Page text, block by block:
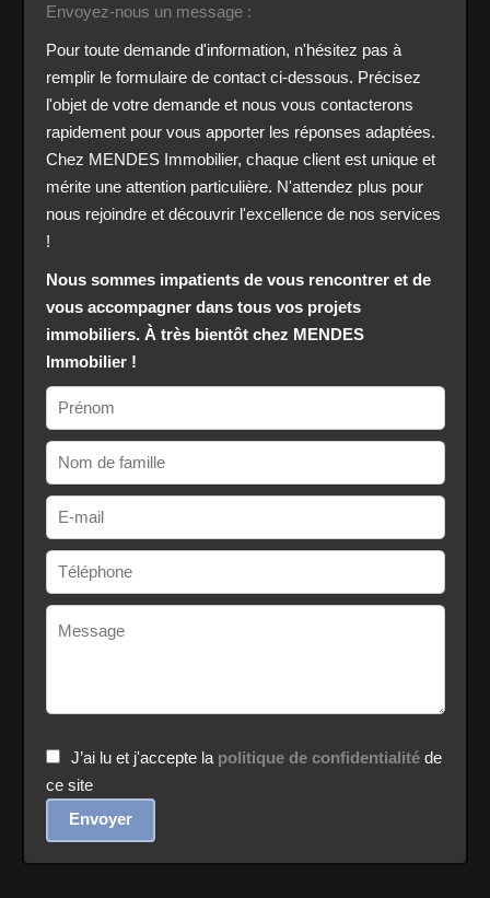
Envoyez-nous un message :
Pour toute demande d'information, n'hésitez pas à
remplir le formulaire de contact ci-dessous. Précisez
l'objet de votre demande et nous vous contacterons
rapidement pour vous apporter les réponses adaptées.
Chez MENDES Immobilier, chaque client est unique et
mérite une attention particulière. N'attendez plus pour
nous rejoindre et découvrir l'excellence de nos services
!
Nous sommes impatients de vous rencontrer et de
vous accompagner dans tous vos projets
immobiliers. À très bientôt chez MENDES
Immobilier !
J’ai lu et j'accepte la politique de confidentialitéde
ce site
Envoyer